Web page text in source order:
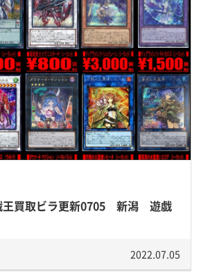
王買取ビラ更新0705 新潟 遊戯
2022.07.05